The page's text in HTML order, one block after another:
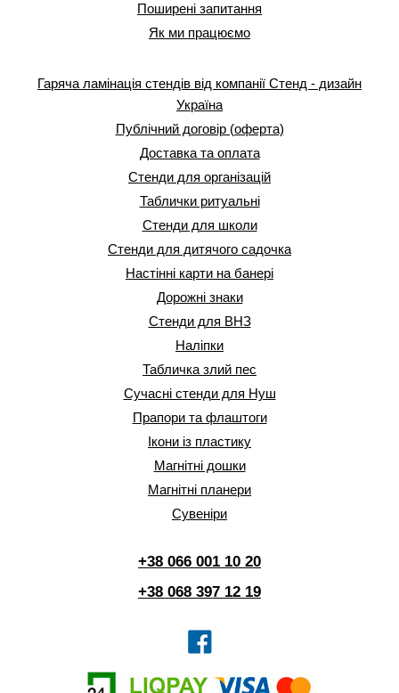
Поширені запитання
Як ми працюємо
Гаряча ламінація стендів від компанії Стенд - дизайн
Україна
Публічний договір (оферта)
Доставка та оплата
Стенди для організацій
Таблички ритуальні
Стенди для школи
Стенди для дитячого садочка
Настінні карти на банері
Дорожні знаки
Стенди для ВНЗ
Наліпки
Табличка злий пес
Сучасні стенди для Нуш
Прапори та флаштоги
Ікони із пластику
Магнітні дошки
Магнітні планери
Сувеніри
+38 066 001 10 20
+38 068 397 12 19